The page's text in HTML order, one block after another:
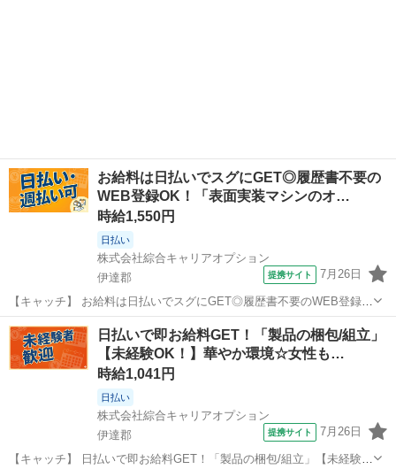
お給料は日払いでスグにGET◎履歴書不要の
WEB登録OK！「表面実装マシンのオ…
時給1,550円
日払い
株式会社綜合キャリアオプション
伊達郡
提携サイト 7月26日
【キャッチ】 お給料は日払いでスグにGET◎履歴書不要のWEB登録
OK！「表面実装マシンのオペレーション」高時給1550円！桑折周辺！
20代～40代のスタッフが多数活躍中★ 【コメント】 製造のお仕事が
豊富★未経験で働いて...
福島 伊達郡 工場
日払いで即お給料GET！「製品の梱包/組立」
【未経験OK！】華やか環境☆女性も…
時給1,041円
日払い
株式会社綜合キャリアオプション
伊達郡
提携サイト 7月26日
【キャッチ】 日払いで即お給料GET！「製品の梱包/組立」【未経験